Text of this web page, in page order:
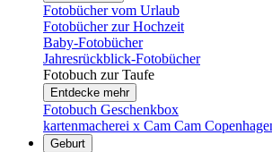
Fotobücher vom Urlaub
Fotobücher zur Hochzeit
Baby-Fotobücher
Jahresrückblick-Fotobücher
Fotobuch zur Taufe
Entdecke mehr
Fotobuch Geschenkbox
kartenmacherei x Cam Cam
Geburt